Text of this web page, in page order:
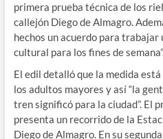
primera prueba técnica de los
callejón Diego de Almagro.
hechos un acuerdo para
cultural para los fines de
El edil detalló que la medida
los adultos mayores y así “la
tren significó para la ciudad”. El
presenta un recorrido de la
Diego de Almagro. En su